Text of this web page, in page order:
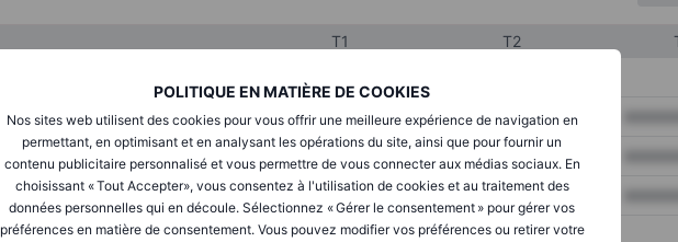
POLITIQUE EN MATIÈRE DE COOKIES
Nos sites web utilisent des cookies pour vous offrir une meilleure expérience de navigation en
permettant, en optimisant et en analysant les opérations du site, ainsi que pour fournir un
contenu publicitaire personnalisé et vous permettre de vous connecter aux médias sociaux. En
choisissant « Tout Accepter», vous consentez à l'utilisation de cookies et au traitement des
données personnelles qui en découle. Sélectionnez « Gérer le consentement » pour gérer vos
préférences en matière de consentement. Vous pouvez modifier vos préférences ou retirer votre
T1 T2
XXXXXXX XXXXXXX
XXXXXXX XXXXXXX
XXXXXXX XXXXXXX